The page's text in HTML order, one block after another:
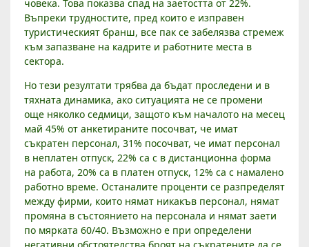
Т
У
Р
И
Т
И
Ч
Е
С
К
И
Т
Е
Ф
човека. Това показва спад на заетостта от 22%.
Въпреки трудностите, пред които е изправен
туристическият бранш, все пак се забелязва стремеж
към запазване на кадрите и работните места в
сектора.
Но тези резултати трябва да бъдат проследени и в
тяхната динамика, ако ситуацията не се промени
още няколко седмици, защото към началото на месец
май 45% от анкетираните посочват, че имат
съкратен персонал, 31% посочват, че имат персонал
в неплатен отпуск, 22% са с в дистанционна форма
на работа, 20% са в платен отпуск, 12% са с намалено
работно време. Останалите проценти се разпределят
между фирми, които нямат никакъв персонал, нямат
промяна в състоянието на персонала и нямат заети
по мярката 60/40. Възможно е при определени